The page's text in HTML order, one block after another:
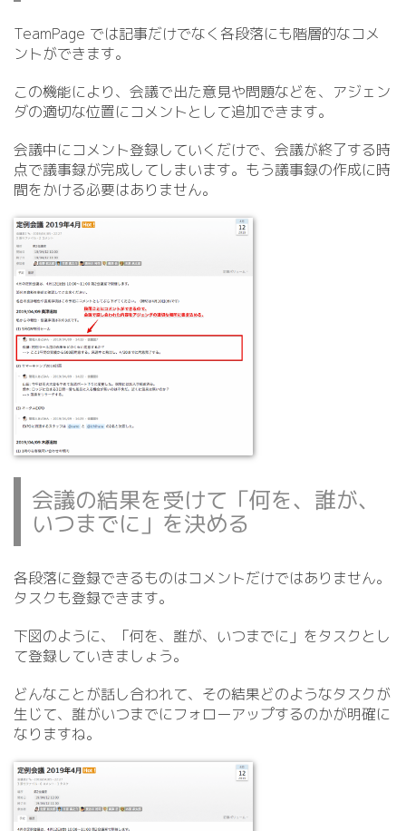
TeamPage では記事だけでなく各段落にも階層的なコメ
ントができます。
この機能により、会議で出た意見や問題などを、アジェン
ダの適切な位置にコメントとして追加できます。
会議中にコメント登録していくだけで、会議が終了する時
点で議事録が完成してしまいます。もう議事録の作成に時
間をかける必要はありません。
会議の結果を受けて「何を、誰が、
いつまでに」を決める
各段落に登録できるものはコメントだけではありません。
タスクも登録できます。
下図のように、「何を、誰が、いつまでに」をタスクとし
て登録していきましょう。
どんなことが話し合われて、その結果どのようなタスクが
生じて、誰がいつまでにフォローアップするのかが明確に
なりますね。